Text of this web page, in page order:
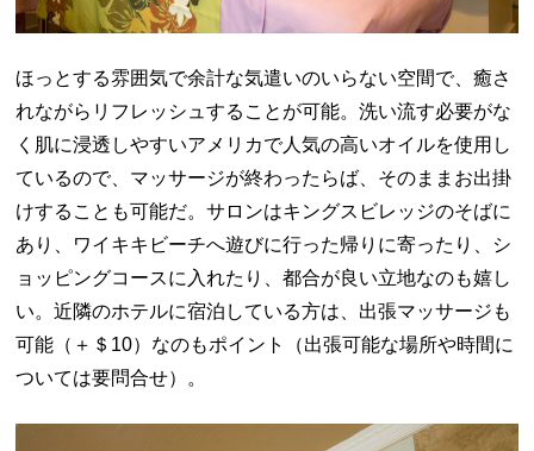
ほっとする雰囲気で余計な気遣いのいらない空間で、癒さ
れながらリフレッシュすることが可能。洗い流す必要がな
く肌に浸透しやすいアメリカで人気の高いオイルを使用し
ているので、マッサージが終わったらば、そのままお出掛
けすることも可能だ。サロンはキングスビレッジのそばに
あり、ワイキキビーチへ遊びに行った帰りに寄ったり、シ
ョッピングコースに入れたり、都合が良い立地なのも嬉し
い。近隣のホテルに宿泊している方は、出張マッサージも
可能（＋＄10）なのもポイント（出張可能な場所や時間に
ついては要問合せ）。